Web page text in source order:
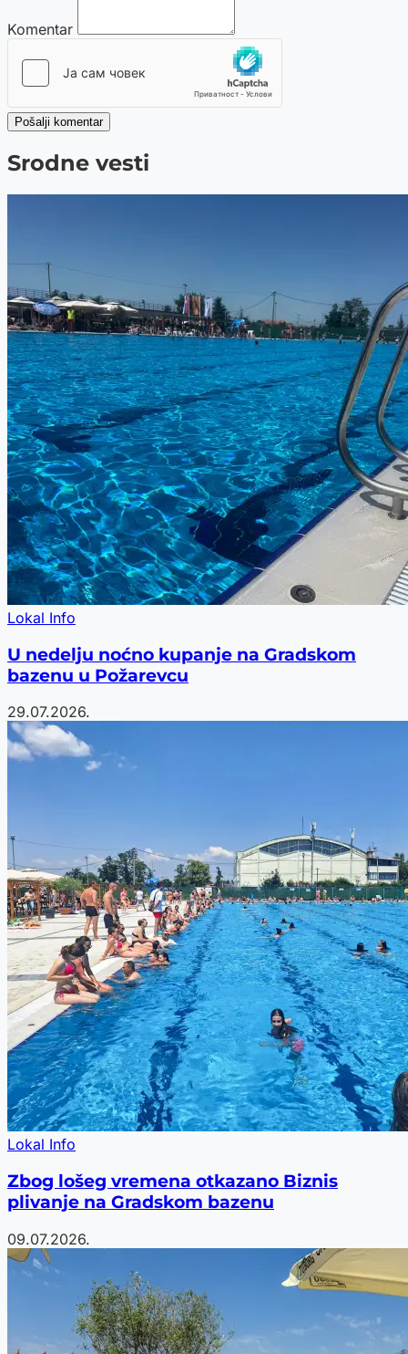
Komentar
Pošalji komentar
Srodne vesti
Lokal Info
U nedelju noćno kupanje na Gradskom
bazenu u Požarevcu
29.07.2026.
Lokal Info
Zbog lošeg vremena otkazano Biznis
plivanje na Gradskom bazenu
09.07.2026.